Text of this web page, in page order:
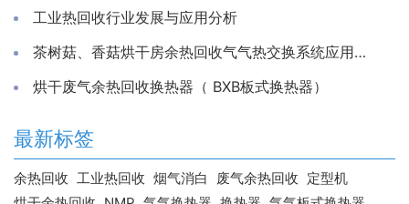
工业热回收行业发展与应用分析
茶树菇、香菇烘干房余热回收气气热交换系统应用方案
烘干废气余热回收换热器（ BXB板式换热器）
最新标签
余热回收 工业热回收 烟气消白 废气余热回收 定型机